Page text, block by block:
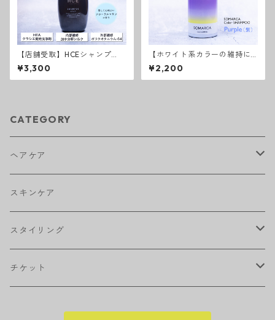
【店舗受取】HCEシャンプ
ー リペアライン
¥3,300
【ホワイト系カラーの維持に
はこれ！】ソマルカ カラー
シャンプーパープル
¥2,200
CATEGORY
ヘアケア
アウトバストリートメント
シャンプー
トリートメント
スキンケア
スタイリング
ワックス
チケット